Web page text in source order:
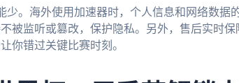
少。海外使用加速器时，个人信息和网络数据
被监听或篡改，保护隐私。另外，售后实时
你错过关键比赛时刻。